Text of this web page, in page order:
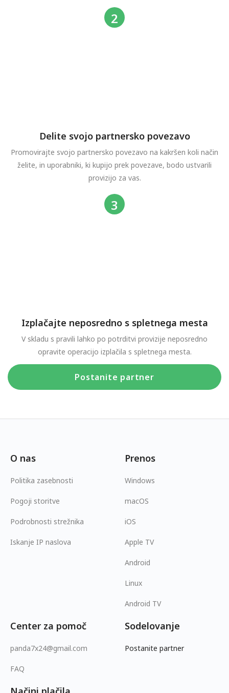
Delite svojo partnersko povezavo
Promovirajte svojo partnersko povezavo na kakršen koli način
želite, in uporabniki, ki kupijo prek povezave, bodo ustvarili
provizijo za vas.
Izplačajte neposredno s spletnega mesta
V skladu s pravili lahko po potrditvi provizije neposredno
opravite operacijo izplačila s spletnega mesta.
Postanite partner
O nas
Politika zasebnosti
Pogoji storitve
Podrobnosti strežnika
Iskanje IP naslova
Prenos
Windows
macOS
iOS
Apple TV
Android
Linux
Android TV
Center za pomoč
panda7x24@gmail.com
FAQ
Sodelovanje
Postanite partner